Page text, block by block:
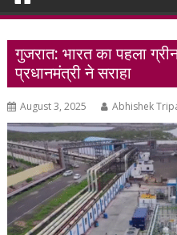
गुजरात: भारत का पहला
प्रधानमंत्री ने सराहा
August 3, 2025 Abhishek